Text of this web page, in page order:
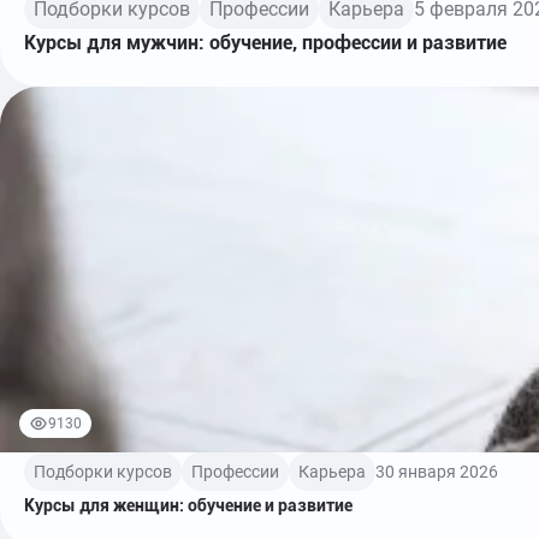
Подборки курсов Профессии Карьера 5 февраля
Курсы для мужчин: обучение, профессии и развитие
9130
Подборки курсов Профессии Карьера 30 января 2026
Курсы для женщин: обучение и развитие